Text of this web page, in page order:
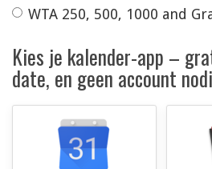
WTA 250, 500, 1000 and
Kies je kalender-app –
date, en geen account